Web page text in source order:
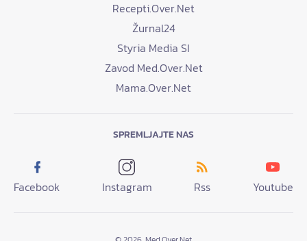
Recepti.Over.Net
Žurnal24
Styria Media SI
Zavod Med.Over.Net
Mama.Over.Net
SPREMLJAJTE NAS
Facebook Instagram Rss Youtube